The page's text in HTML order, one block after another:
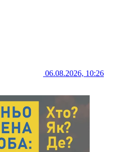
06.08.2026, 10:26